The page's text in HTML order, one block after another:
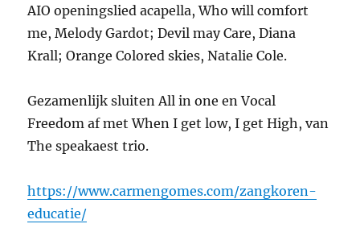
AIO openingslied acapella, Who will comfort
me, Melody Gardot; Devil may Care, Diana
Krall; Orange Colored skies, Natalie Cole.
Gezamenlijk sluiten All in one en Vocal
Freedom af met When I get low, I get High, van
The speakaest trio.
https://www.carmengomes.com/zangkoren-
educatie/